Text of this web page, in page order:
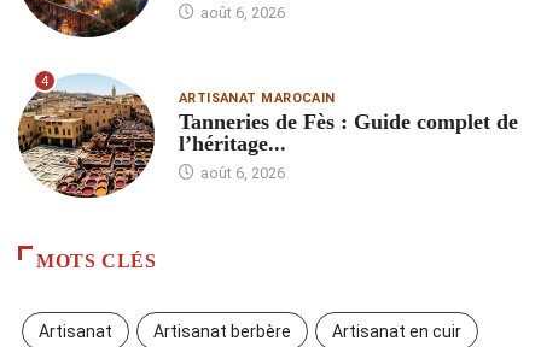
août 6, 2026
4
ARTISANAT MAROCAIN
Tanneries de Fès : Guide complet de
l’héritage...
août 6, 2026
MOTS CLÉS
Artisanat Artisanat berbère Artisanat en cuir